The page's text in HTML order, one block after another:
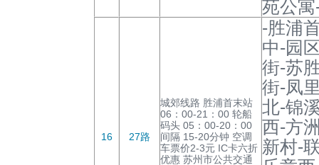
苑公
16 27路
城郊线路 胜浦首末站
06：00-21：00 轮船
码头 05：00-20：00
间隔 15-20分钟 空调
车票价2-3元 IC卡六折
优惠 苏州市公共交通
-胜浦
中-园
街-苏
街-凤
北-锦
西-方
新村-